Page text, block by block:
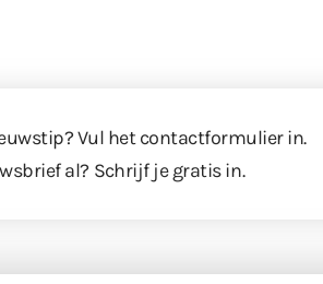
Vul het contactformulierin.
al? Schrijf je gratis in.